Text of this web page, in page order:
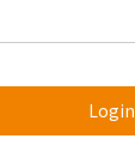
Login